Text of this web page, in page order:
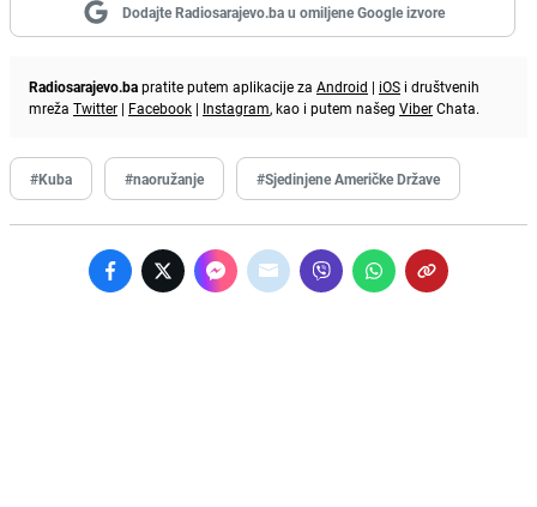
Dodajte Radiosarajevo.ba u omiljene Google izvore
Radiosarajevo.bapratite putem aplikacije za Android | iOS i društvenih
mreža Twitter | Facebook | Instagram, kao i putem našeg ViberChata.
#Kuba #naoružanje #Sjedinjene Američke Države